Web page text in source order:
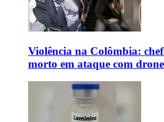
Violência na Colômbia:
morto em ataque com